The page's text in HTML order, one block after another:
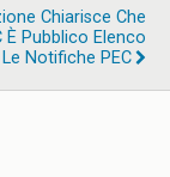
Chiarisce Che
È Pubblico Elenco
Notifiche PEC